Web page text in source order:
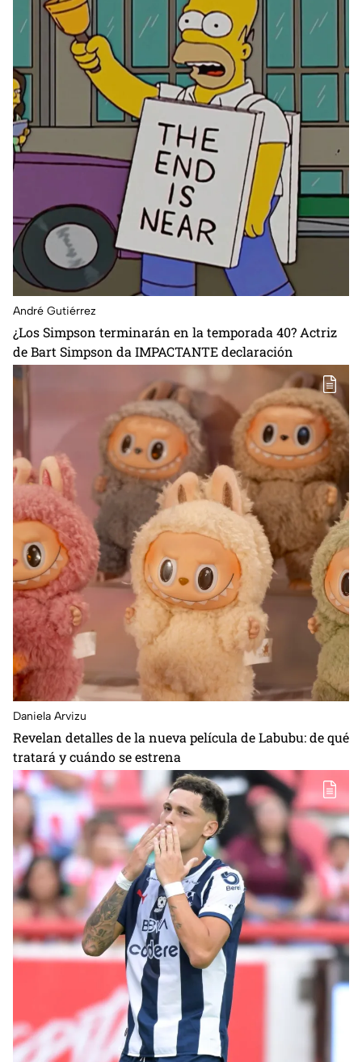
André Gutiérrez
¿Los Simpson terminarán en la temporada 40? Actriz
de Bart Simpson da IMPACTANTE declaración
Daniela Arvizu
Revelan detalles de la nueva película de Labubu: de qué
tratará y cuándo se estrena